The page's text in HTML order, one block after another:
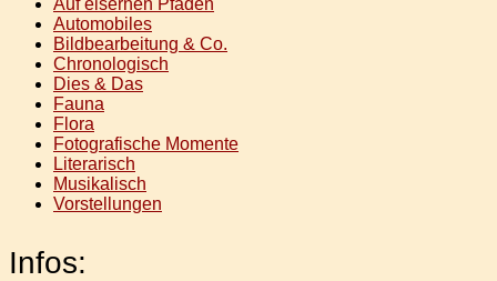
Automobiles
Bildbearbeitung & Co.
Chronologisch
Dies & Das
Fauna
Flora
Fotografische Momente
Literarisch
Musikalisch
Vorstellungen
Infos: